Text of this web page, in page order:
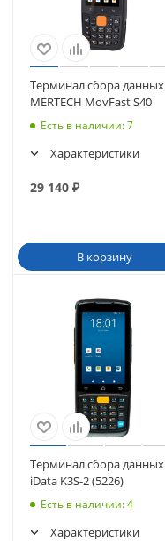
Терминал сбора данных
MERTECH MovFast S40
Есть в наличии: 7
Характеристики
29 140 ₽
В корзину
Терминал сбора данных
iData K3S-2 (5226)
Есть в наличии: 4
Характеристики